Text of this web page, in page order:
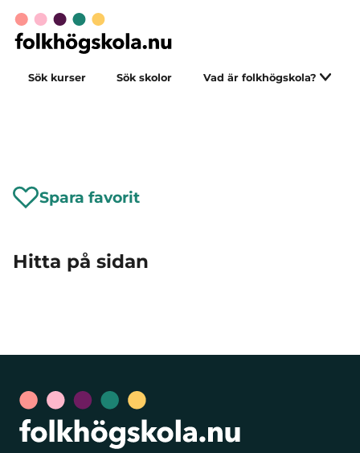
Sök kurser Sök skolor Vad är folkhögskola?
Spara favorit
Hitta på sidan